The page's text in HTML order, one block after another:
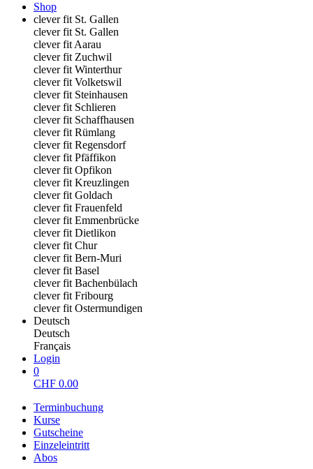
Shop
clever fit St. Gallen
clever fit St. Gallen
clever fit Aarau
clever fit Zuchwil
clever fit Winterthur
clever fit Volketswil
clever fit Steinhausen
clever fit Schlieren
clever fit Schaffhausen
clever fit Rümlang
clever fit Regensdorf
clever fit Pfäffikon
clever fit Opfikon
clever fit Kreuzlingen
clever fit Goldach
clever fit Frauenfeld
clever fit Emmenbrücke
clever fit Dietlikon
clever fit Chur
clever fit Bern-Muri
clever fit Basel
clever fit Bachenbülach
clever fit Fribourg
clever fit Ostermundigen
Deutsch
Deutsch
Français
Login
0
CHF 0.00
Terminbuchung
Kurse
Gutscheine
Einzeleintritt
Abos